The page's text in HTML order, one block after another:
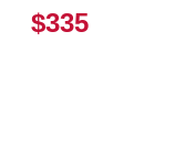
$335